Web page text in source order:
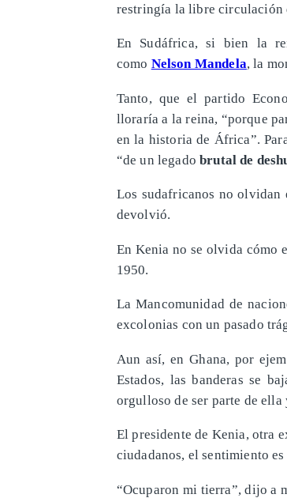
restringía la libre circulación
En Sudáfrica, si bien la
como Nelson Mandela, la
Tanto, que el partido
lloraría a la reina, “porque
en la historia de África”.
“de un legado brutal de
Los sudafricanos no
devolvió.
En Kenia no se olvida cómo
1950.
La Mancomunidad de
excolonias con un pasado
Aun así, en Ghana, por
Estados, las banderas se
orgulloso de ser parte de
El presidente de Kenia, otra
ciudadanos, el sentimiento
“Ocuparon mi tierra”, dijo a